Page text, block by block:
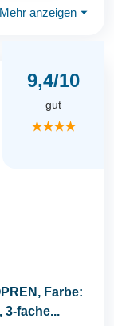
Mehr anzeigen ⏷
9,4/10
gut
★★★★
Farbe:
3-fache...